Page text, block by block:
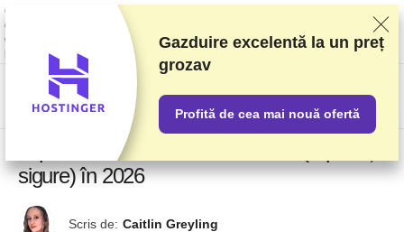
Clasificăm furnizorii pe baza unor teste și analize riguroase, dar luăm în
considerare și feedbackul vostru și acordurile comerciale pe care le avem
cu furnizorii. Această pagină conține link-uri de afiliat.Informare privind
publicitatea
US$
Top 10 Găzduiri web GRATUITE (rapide și
sigure) în 2026
Scris de: Caitlin Greyling
Gazduire excelentă la un preț
grozav
Profită de cea mai nouă ofertă